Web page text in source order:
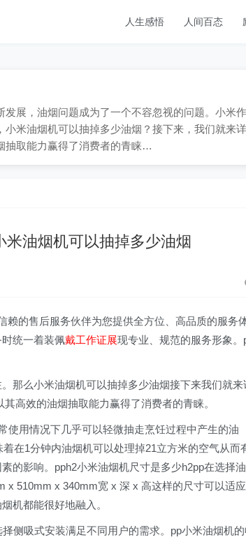
人生感悟 人间百态
展，油烟问题成为了一个不容忽视的问题。小米
米油烟机可以抽掉多少油烟？接下来，我们就来
抽取能力赢得了消费者的青睐…
油烟机可以抽掉多少油烟
赖的售后服务伙伴为您提供全方位、高品质的服务
统一着装佩戴工作证展现专业、规范的服务形象。
那么小米油烟机可以抽掉多少油烟接下来我们就来
高效的油烟抽取能力赢得了消费者的青睐。
使用情况下几乎可以轻微抽走烹饪过程中产生的油
着在1分钟内油烟机可以处理掉21立方米的空气从而
的影响。pph2小米油烟机尺寸是多少h2pp在选择油
x 510mm x 340mm宽 x 深 x 高这样的尺寸可以适应
机都能很好地融入。
侧吸式安装满足不同用户的需求。pp小米油烟机的